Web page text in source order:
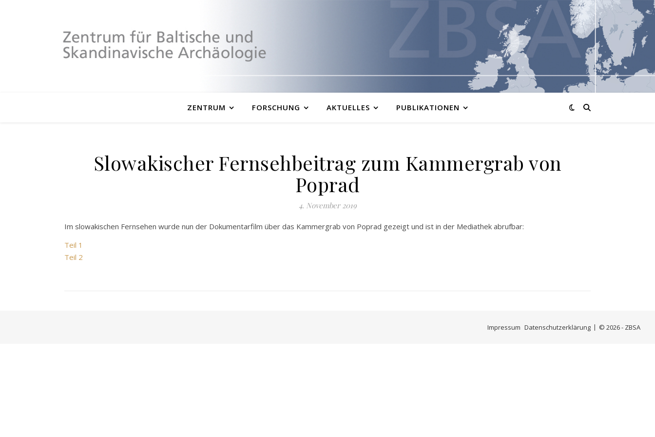
ZENTRUM FORSCHUNG AKTUELLES PUBLIKATIONEN
Slowakischer Fernsehbeitrag zum Kammergrab von
Poprad
4. November 2019
Im slowakischen Fernsehen wurde nun der Dokumentarfilm über das Kammergrab von Poprad gezeigt und ist in der Mediathek abrufbar:
Teil 1
Teil 2
© 2026 - ZBSA
Impressum Datenschutzerklärung